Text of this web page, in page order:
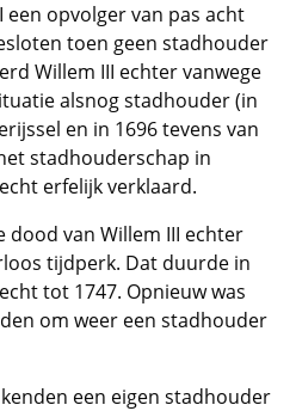
een opvolger van pas acht
toen geen stadhouder
Willem III echter vanwege
alsnog stadhouder (in
en in 1696 tevens van
stadhouderschap in
erfelijk verklaard.
dood van Willem III echter
tijdperk. Dat duurde in
tot 1747. Opnieuw was
om weer een stadhouder
een eigen stadhouder